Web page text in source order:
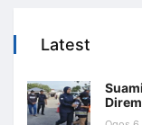
Latest